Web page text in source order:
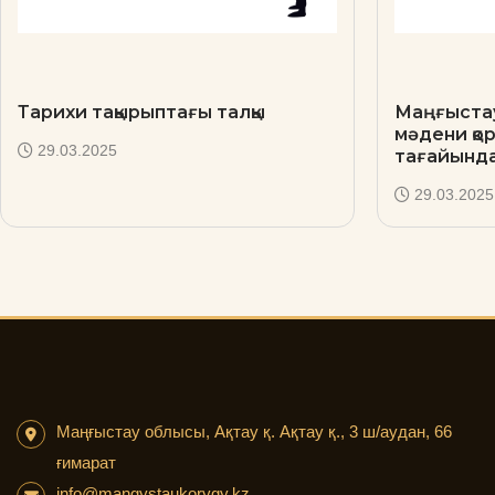
Тарихи тақырыптағы талқы
29.03.2025
мәдени
29.03.2025
Маңғыстау облысы, Ақтау қ. Ақтау қ., 3 ш/аудан, 66
ғимарат